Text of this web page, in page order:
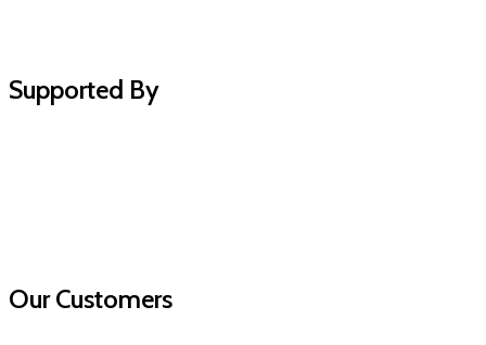
Supported By
Our Customers